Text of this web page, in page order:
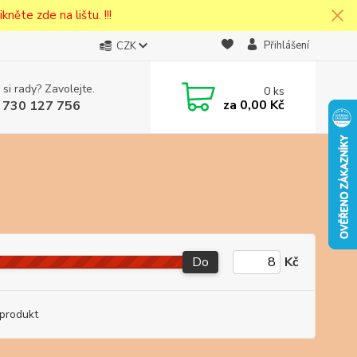
zde na lištu. !!!
CZK Přihlášení
rady? Zavolejte.
127 756
0ks
za 0,00 Kč
Do Kč
v